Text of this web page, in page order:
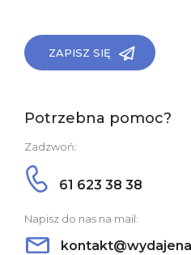
ZAPISZ SIĘ
Potrzebna pomoc?
Zadzwoń:
61 623 38 38
Napisz do nas na mail: